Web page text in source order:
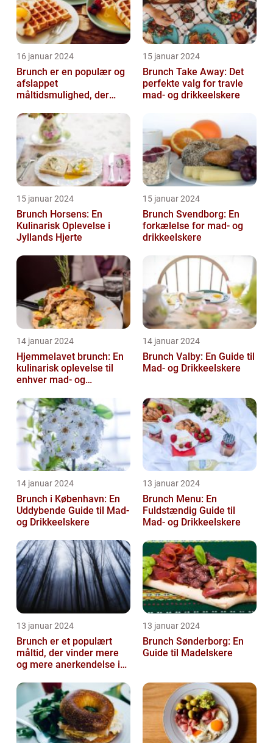
16 januar 2024
Brunch er en populær og
afslappet
måltidsmulighed, der
fra både morgenmad og
15 januar 2024
Brunch Take Away: Det
perfekte valg for travle
mad- og drikkeelskere
15 januar 2024
Brunch Horsens: En
Kulinarisk Oplevelse i
Jyllands Hjerte
15 januar 2024
Brunch Svendborg: En
forkælelse for mad- og
drikkeelskere
14 januar 2024
Hjemmelavet brunch: En
kulinarisk oplevelse til
enhver mad- og
14 januar 2024
Brunch Valby: En Guide til
Mad- og Drikkeelskere
14 januar 2024
Brunch i København: En
Uddybende Guide til Mad-
og Drikkeelskere
13 januar 2024
Brunch Menu: En
Fuldstændig Guide til
Mad- og Drikkeelskere
13 januar 2024
Brunch er et populært
måltid, der vinder mere
og mere anerkendelse i
verden
13 januar 2024
Brunch Sønderborg: En
Guide til Madelskere